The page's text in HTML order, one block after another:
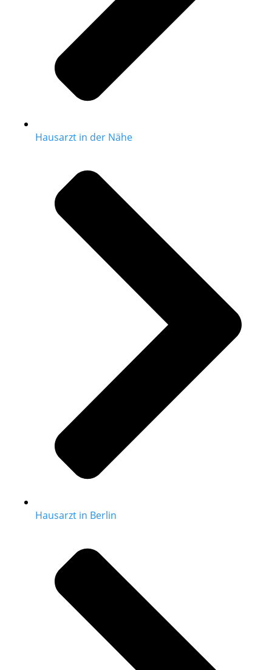
Hausarzt in der Nähe
Hausarzt in Berlin